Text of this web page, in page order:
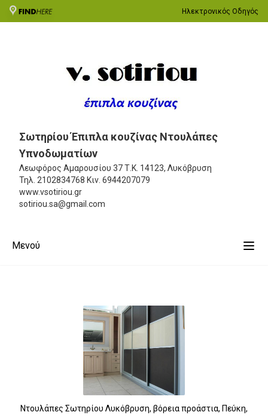
Ηλεκτρονικός Οδηγός
Σωτηρίου Έπιπλα κουζίνας Ντουλάπες
Υπνοδωματίων
Λεωφόρος Αμαρουσίου 37Τ.Κ. 14123, Λυκόβρυση
Τηλ. 2102834768 Κιν. 6944207079
www.vsotiriou.gr
sotiriou.sa@gmail.com
Μενού
Ντουλάπες Σωτηρίου Λυκόβρυση, βόρεια προάστια, Πεύκη,